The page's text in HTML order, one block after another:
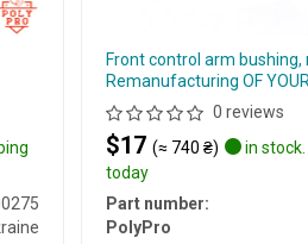
Front control arm bushing,
Remanufacturing OF
0 reviews
$17(≈ 740 ₴)
in
today
Part number:
PolyPro